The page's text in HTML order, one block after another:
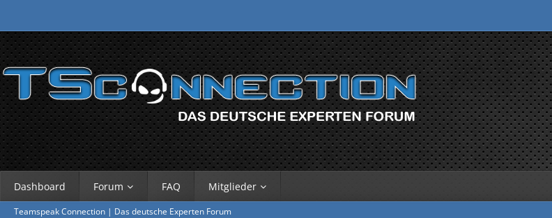
Dashboard Forum FAQ Mitglieder
Teamspeak Connection | Das deutsche Experten Forum